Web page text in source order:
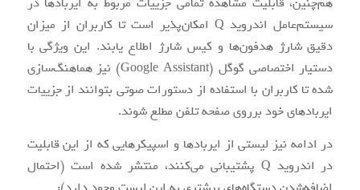
سیستم‌عامل اندروید Q امکان‌پذیر است تا کاربران از میزان
دقیق شارژ هدفون‌ها و کیس شارژ اطلاع یابند. این ویژگی با
دستیار اختصاصی گوگل (Google Assistant) نیز هماهنگ‌سازی
شده تا کاربران با استفاده از دستورات صوتی بتوانند از جزییات
ایرباد‌های خود برروی صفحه تلفن مطلع شوند.
در ادامه نیز لیستی از ایرباد‌ها و اسپیکرهایی که از این قابلیت
در اندروید Q پشتیبانی می‌کنند، منتشر شده است (احتمال